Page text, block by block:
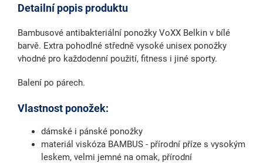
Detailní popis produktu
Bambusové antibakteriální ponožky VoXX Belkin v bílé
barvě. Extra pohodlné středně vysoké unisex ponožky
vhodné pro každodenní použití, fitness i jiné sporty.
Balení po párech.
Vlastnost ponožek:
dámské i pánské ponožky
materiál viskóza BAMBUS - přírodní příze s vysokým
leskem, velmi jemné na omak, přírodní